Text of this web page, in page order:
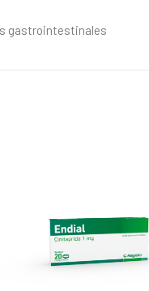
gastrointestinales